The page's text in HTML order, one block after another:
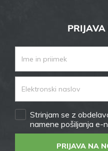
Strinjam se z
namene pošiljanja e-
PRIJAVA NA